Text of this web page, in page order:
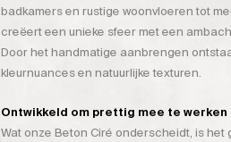
badkamers en rustige woonvloeren tot
creëert een unieke sfeer met een
Door het handmatige aanbrengen
kleurnuances en natuurlijke texturen.
Ontwikkeld om prettig mee te werken
Wat onze Beton Ciré onderscheidt, is het